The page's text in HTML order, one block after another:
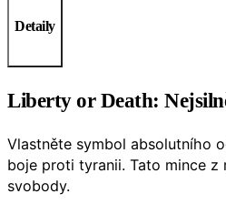
Detaily
Liberty or Death:
Vlastněte symbol absolutního
boje proti tyranii. Tato mince z
svobody.